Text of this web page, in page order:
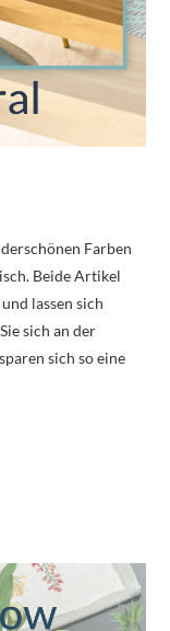
Farben
Beide Artikel
lassen sich
sich an der
sich so eine